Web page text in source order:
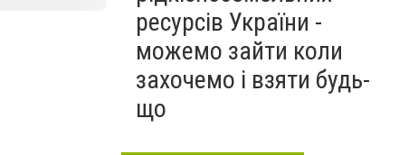
ресурсів України -
можемо зайти коли
захочемо і взяти будь-
що